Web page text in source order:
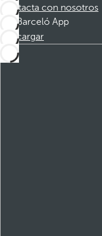
Contacta con nosotros
Barceló App
Descargar